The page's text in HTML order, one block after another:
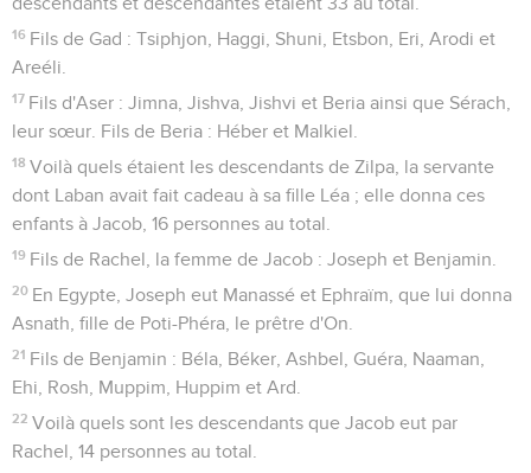
16 Fils de Gad : Tsiphjon, Haggi, Shuni, Etsbon, Eri, Arodi et
Areéli.
17 Fils d'Aser : Jimna, Jishva, Jishvi et Beria ainsi que Sérach,
leur sœur. Fils de Beria : Héber et Malkiel.
18 Voilà quels étaient les descendants de Zilpa, la servante
dont Laban avait fait cadeau à sa fille Léa ; elle donna ces
enfants à Jacob, 16 personnes au total.
19 Fils de Rachel, la femme de Jacob : Joseph et Benjamin.
20 En Egypte, Joseph eut Manassé et Ephraïm, que lui donna
Asnath, fille de Poti-Phéra, le prêtre d'On.
21 Fils de Benjamin : Béla, Béker, Ashbel, Guéra, Naaman,
Ehi, Rosh, Muppim, Huppim et Ard.
22 Voilà quels sont les descendants que Jacob eut par
Rachel, 14 personnes au total.